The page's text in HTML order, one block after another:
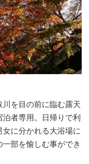
を目の前に臨む露天
者専用。日帰りで利
に分かれる大浴場に
部を愉しむ事ができ